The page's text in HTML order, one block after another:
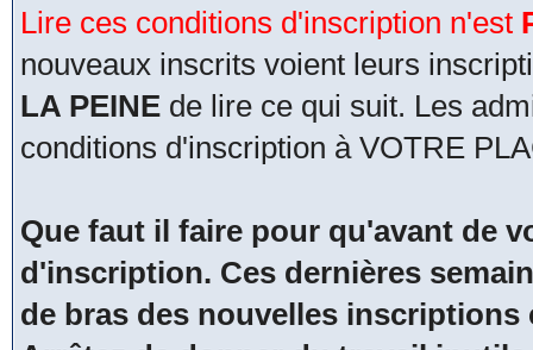
Lire ces conditions d'inscription n'est
nouveaux inscrits voient leurs
LA PEINEde lire ce qui suit. Les
conditions d'inscription à VOTRE
Que faut il faire pour qu'avant de
d'inscription. Ces dernières
de bras des nouvelles inscriptions